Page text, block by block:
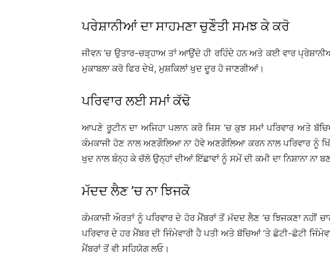
ਪਰੇਸ਼ਾਨੀਆਂ ਦਾ ਸਾਹਮਣਾ ਚੁਣੌਤੀ ਸਮਝ ਕੇ ਕਰੋ
ਜੀਵਨ ’ਚ ਉਤਾਰ-ਚੜ੍ਹਾਅ ਤਾਂ ਆਉਂਦੇ ਹੀ ਰਹਿੰਦੇ ਹਨ ਅਤੇ ਕਈ ਵਾਰ
ਮੁਕਾਬਲਾ ਕਰੋ ਫਿਰ ਦੇਖੋ, ਮੁਸ਼ਕਿਲਾਂ ਖੁਦ ਦੂਰ ਹੋ ਜਾਣਗੀਆਂ।
ਪਰਿਵਾਰ ਲਈ ਸਮਾਂ ਕੱਢੋ
ਆਪਣੇ ਰੂਟੀਨ ਦਾ ਅਜਿਹਾ ਪਲਾਨ ਕਰੋ ਜਿਸ ’ਚ ਕੁਝ ਸਮਾਂ ਪਰਿਵਾਰ ਅਤੇ
ਕੰਮਕਾਜੀ ਹੋਣ ਨਾਲ ਅਣਗੌਲਿਆ ਨਾ ਹੋਵੇ ਅਣਗੌਲਿਆ ਕਰਨ ਨਾਲ ਪਰਿਵਾਰ ਨੂੰ
ਖੁਦ ਨਾਲ ਬੰਨ੍ਹ ਕੇ ਚੱਲੋ ਉਨ੍ਹਾਂ ਦੀਆਂ ਇੱਛਾਵਾਂ ਨੂੰ ਸਮੇਂ ਦੀ ਕਮੀ ਦਾ ਨਿਸ਼ਾਨਾ ਨਾ
ਮੱਦਦ ਲੈਣ ’ਚ ਨਾ ਝਿਜਕੋ
ਕੰਮਕਾਜੀ ਔਰਤਾਂ ਨੂੰ ਪਰਿਵਾਰ ਦੇ ਹੋਰ ਮੈਂਬਰਾਂ ਤੋਂ ਮੱਦਦ ਲੈਣ ’ਚ ਝਿਜਕਣਾ ਨਹੀਂ
ਪਰਿਵਾਰ ਦੇ ਹਰ ਮੈਂਬਰ ਦੀ ਜਿੰਮੇਵਾਰੀ ਹੈ ਪਤੀ ਅਤੇ ਬੱਚਿਆਂ ’ਤੇ ਛੋਟੀ-ਛੋਟੀ
ਮੈਂਬਰਾਂ ਤੋਂ ਵੀ ਸਹਿਯੋਗ ਲਓ।